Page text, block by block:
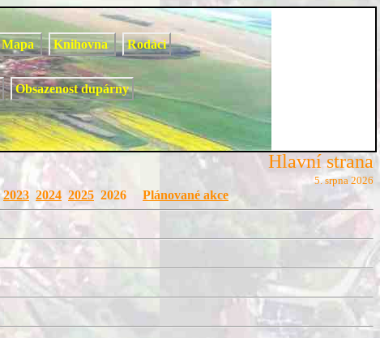
Mapa Knihovna Rodáci
Obsazenost dupárny
Hlavní strana
5. srpna 2026
2023 2024 2025 2026 Plánované akce